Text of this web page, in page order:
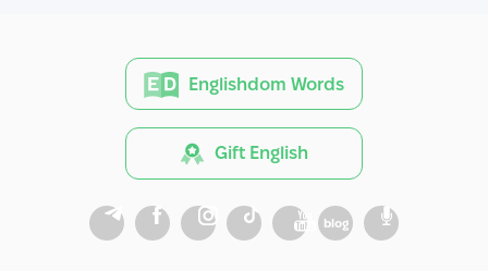
Englishdom Words
Gift English
blog